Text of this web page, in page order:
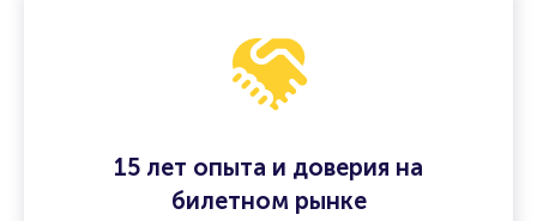
15 лет опыта и доверия на
билетном рынке